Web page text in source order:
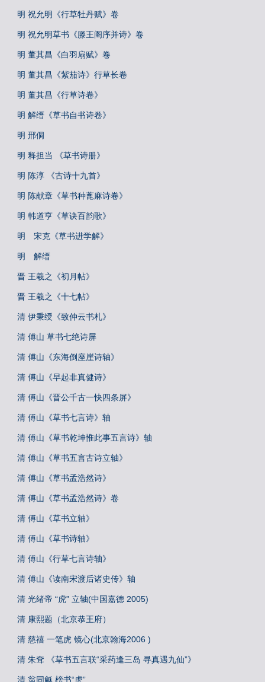
明 祝允明《行草牡丹赋》卷
明 祝允明草书《滕王阁序并诗》卷
明 董其昌《白羽扇赋》卷
明 董其昌《紫茄诗》行草长卷
明 董其昌《行草诗卷》
明 解缙《草书自书诗卷》
明 邢侗
明 释担当 《草书诗册》
明 陈淳 《古诗十九首》
明 陈献章《草书种蓖麻诗卷》
明 韩道亨《草诀百韵歌》
明 宋克《草书进学解》
明 解缙
晋 王羲之《初月帖》
晋 王羲之《十七帖》
清 伊秉绶《致仲云书札》
清 傅山 草书七绝诗屏
清 傅山《东海倒座崖诗轴》
清 傅山《早起非真健诗》
清 傅山《晋公千古一快四条屏》
清 傅山《草书七言诗》轴
清 傅山《草书乾坤惟此事五言诗》轴
清 傅山《草书五言古诗立轴》
清 傅山《草书孟浩然诗》
清 傅山《草书孟浩然诗》卷
清 傅山《草书立轴》
清 傅山《草书诗轴》
清 傅山《行草七言诗轴》
清 傅山《读南宋渡后诸史传》轴
清 光绪帝 “虎” 立轴(中国嘉德 2005)
清 康熙题（北京恭王府）
清 慈禧 一笔虎 镜心(北京翰海2006 )
清 朱耷 《草书五言联“采药逢三岛 寻真遇九仙”》
清 翁同龢 榜书“虎”